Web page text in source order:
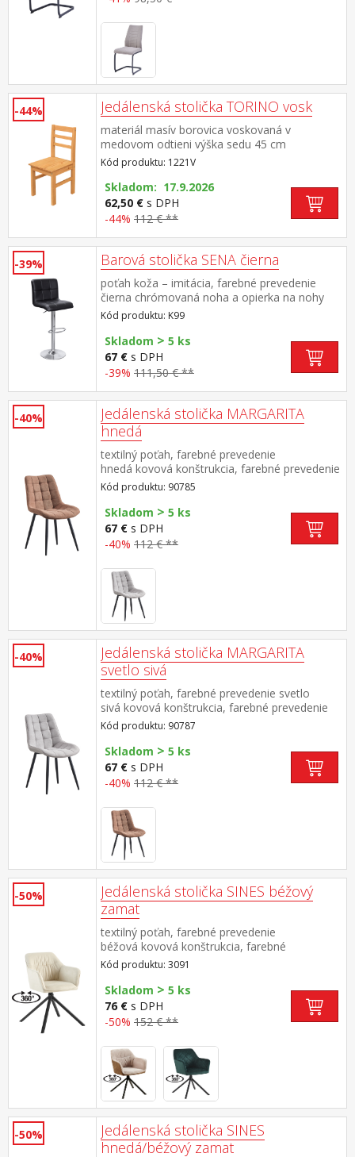
-44% Jedálenská stolička TORINO vosk
materiál masív borovica voskovaná v
medovom odtieni výška sedu 45 cm
Kód produktu: 1221V
Skladom: 17.9.2026
62,50 € s DPH
-44% 112 € **
-39% Barová stolička SENA čierna
poťah koža – imitácia, farebné prevedenie
čierna chrómovaná noha a opierka na nohy
otočná, výška sedu 58-80 cm
Kód produktu: K99
Skladom > 5 ks
67 € s DPH
-39% 111,50 € **
-40%
Jedálenská stolička MARGARITA
hnedá
textilný poťah, farebné prevedenie
hnedá kovová konštrukcia, farebné prevedenie
čierna výška sedu 49 cm odporúčaná nosnosť
do 130 kg
Kód produktu: 90785
Skladom > 5 ks
67 € s DPH
-40% 112 € **
-40%
Jedálenská stolička MARGARITA
svetlo sivá
textilný poťah, farebné prevedenie svetlo
sivá kovová konštrukcia, farebné prevedenie
čierna výška sedu 49 cm odporúčaná nosnosť
do 130 kg
Kód produktu: 90787
Skladom > 5 ks
67 € s DPH
-40% 112 € **
-50%
Jedálenská stolička SINES béžový
zamat
textilný poťah, farebné prevedenie
béžová kovová konštrukcia, farebné
prevedenie čierna otočná o 360 stupňov
Kód produktu: 3091
Skladom > 5 ks
76 € s DPH
-50% 152 € **
-50%
Jedálenská stolička SINES
hnedá/béžový zamat